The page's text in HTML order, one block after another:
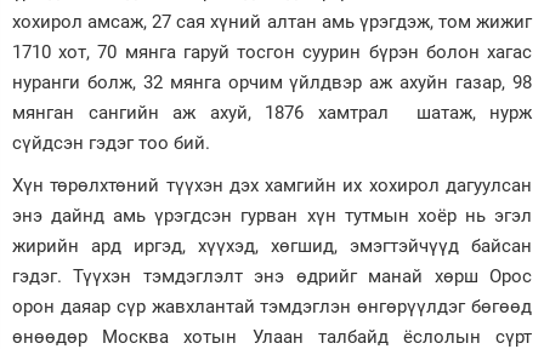
хохирол амсаж, 27 сая хүний алтан амь үрэгдэж, том жижиг
1710 хот, 70 мянга гаруй тосгон суурин бүрэн болон хагас
нуранги болж, 32 мянга орчим үйлдвэр аж ахуйн газар, 98
мянган сангийн аж ахуй, 1876 хамтрал шатаж, нурж
сүйдсэн гэдэг тоо бий.
Хүн төрөлхтөний түүхэн дэх хамгийн их хохирол дагуулсан
энэ дайнд амь үрэгдсэн гурван хүн тутмын хоёр нь эгэл
жирийн ард иргэд, хүүхэд, хөгшид, эмэгтэйчүүд байсан
гэдэг. Түүхэн тэмдэглэлт энэ өдрийг манай хөрш Орос
орон даяар сүр жавхлантай тэмдэглэн өнгөрүүлдэг бөгөөд
өнөөдөр Москва хотын Улаан талбайд ёслолын сүрт